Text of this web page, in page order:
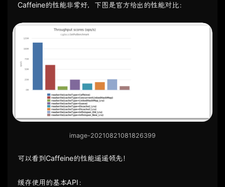
Caffeine的性能非常好，下图是官方给出的性能对比：
image-20210821081826399
可以看到Caffeine的性能遥遥领先！
缓存使用的基本API：